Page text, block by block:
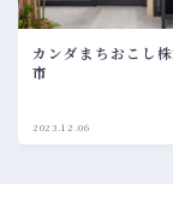
カンダまちおこし
市
2023.12.06